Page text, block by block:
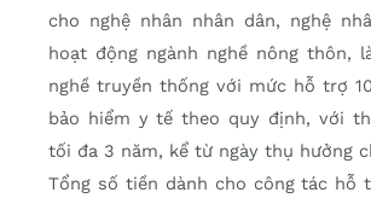
cho nghệ nhân nhân dân, nghệ
hoạt động ngành nghề nông thôn,
nghề truyền thống với mức hỗ trợ
bảo hiểm y tế theo quy định, với
tối đa 3 năm, kể từ ngày thụ hưởng
Tổng số tiền dành cho công tác hỗ